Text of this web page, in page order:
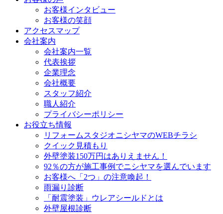
お客様インタビュー
お客様の笑顔
アクセスマップ
会社案内
会社案内一覧
代表挨拶
企業理念
会社概要
スタッフ紹介
職人紹介
プライバシーポリシー
お役立ち情報
リフォームスタジオニシヤマのWEBチラシ
クイック見積もり
外壁塗装150万円はありえません！
92％の方が施工事例でニシヤマを選んでいます
お客様へ「2つ」の注意喚起！
雨漏り診断
「耐震塗装」ウレアシールドとは
外壁屋根診断